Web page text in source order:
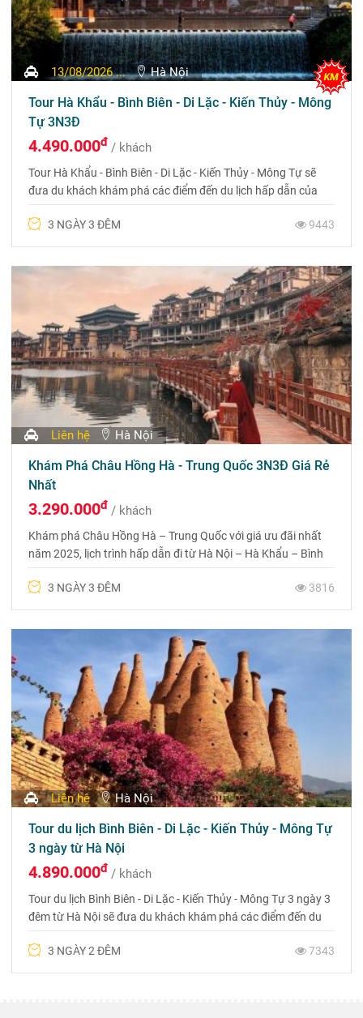
13/08/2026 ... Hà Nội
Tour Hà Khẩu - Bình Biên - Di Lặc - Kiến Thủy - Mông
Tự 3N3Đ
4.490.000đ / khách
Tour Hà Khẩu - Bình Biên - Di Lặc - Kiến Thủy - Mông Tự sẽ
đưa du khách khám phá các điểm đến du lịch hấp dẫn của
3 NGÀY 3 ĐÊM
9443
Liên hệ Hà Nội
Khám Phá Châu Hồng Hà - Trung Quốc 3N3Đ Giá Rẻ
Nhất
3.290.000đ / khách
Khám phá Châu Hồng Hà – Trung Quốc với giá ưu đãi nhất
năm 2025, lịch trình hấp dẫn đi từ Hà Nội – Hà Khẩu – Bình
hành vào thứ 5 hàng tuần.
3 NGÀY 3 ĐÊM 3816
Liên hệ Hà Nội
Tour du lịch Bình Biên - Di Lặc - Kiến Thủy - Mông Tự
3 ngày từ Hà Nội
4.890.000đ / khách
Tour du lịch Bình Biên - Di Lặc - Kiến Thủy - Mông Tự 3 ngày 3
đêm từ Hà Nội sẽ đưa du khách khám phá các điểm đến du
3 NGÀY 2 ĐÊM
7343